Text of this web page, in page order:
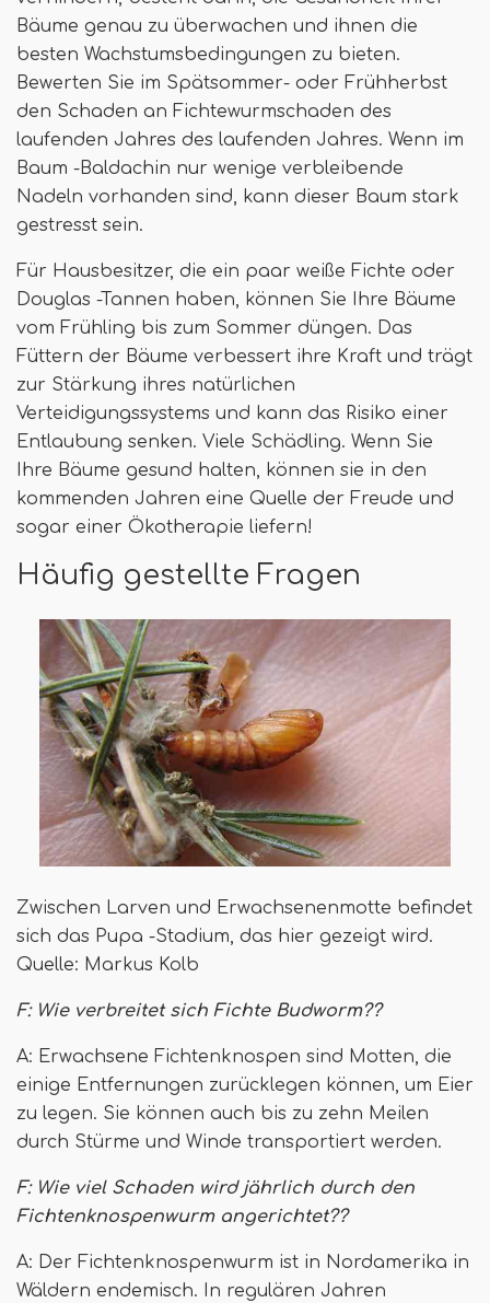
Bäume genau zu überwachen und ihnen die
besten Wachstumsbedingungen zu bieten.
Bewerten Sie im Spätsommer- oder Frühherbst
den Schaden an Fichtewurmschaden des
laufenden Jahres des laufenden Jahres. Wenn im
Baum -Baldachin nur wenige verbleibende
Nadeln vorhanden sind, kann dieser Baum stark
gestresst sein.
Für Hausbesitzer, die ein paar weiße Fichte oder
Douglas -Tannen haben, können Sie Ihre Bäume
vom Frühling bis zum Sommer düngen. Das
Füttern der Bäume verbessert ihre Kraft und trägt
zur Stärkung ihres natürlichen
Verteidigungssystems und kann das Risiko einer
Entlaubung senken. Viele Schädling. Wenn Sie
Ihre Bäume gesund halten, können sie in den
kommenden Jahren eine Quelle der Freude und
sogar einer Ökotherapie liefern!
Häufig gestellte Fragen
Zwischen Larven und Erwachsenenmotte befindet
sich das Pupa -Stadium, das hier gezeigt wird.
Quelle: Markus Kolb
F: Wie verbreitet sich Fichte Budworm??
A: Erwachsene Fichtenknospen sind Motten, die
einige Entfernungen zurücklegen können, um Eier
zu legen. Sie können auch bis zu zehn Meilen
durch Stürme und Winde transportiert werden.
F: Wie viel Schaden wird jährlich durch den
Fichtenknospenwurm angerichtet??
A: Der Fichtenknospenwurm ist in Nordamerika in
Wäldern endemisch. In regulären Jahren